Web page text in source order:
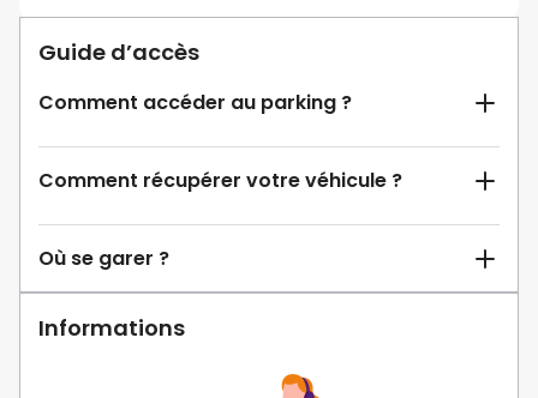
Guide d’accès
Comment accéder au parking ?
Comment récupérer votre véhicule ?
Où se garer ?
Informations